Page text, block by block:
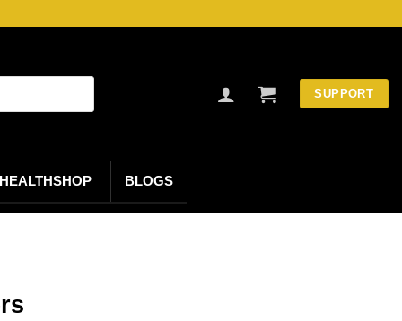
SUPPORT
HEALTHSHOP BLOGS